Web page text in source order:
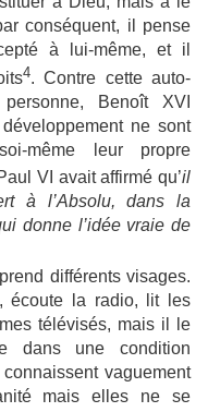
conséquent, il pense
à lui-même, et il
4. Contre cette auto-
Benoît XVI
ne sont
même leur propre
VI avait affirmé qu’il
à l’Absolu, dans la
donne l’idée vraie de
différents visages.
écoute la radio, lit les
télévisés, mais il le
dans une condition
vaguement
mais elles ne se